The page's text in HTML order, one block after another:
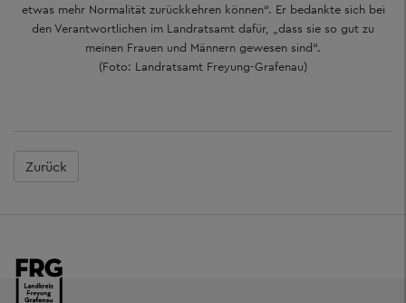
etwas mehr Normalität zurückkehren können“. Er bedankte sich bei
den Verantwortlichen im Landratsamt dafür, „dass sie so gut zu
meinen Frauen und Männern gewesen sind“.
(Foto: Landratsamt Freyung-Grafenau)
Zurück